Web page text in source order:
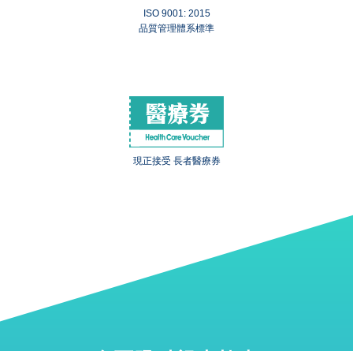
ISO 9001: 2015
品質管理體系標準
現正接受 長者醫療券